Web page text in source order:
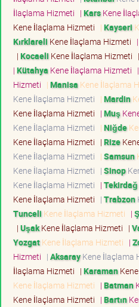
İlaçlama Hizmeti | KarsKene
Kene İlaçlama Hizmeti | Kayseri
Kırklareli Kene İlaçlama Hizmeti |
| Kocaeli Kene İlaçlama Hizmeti |
| Kütahya Kene İlaçlama Hizmeti |
Hizmeti | Manisa Kene İlaçlama
Kene İlaçlama Hizmeti | Mardin
Kene İlaçlama Hizmeti | Muş
Kene İlaçlama Hizmeti | Niğde
Kene İlaçlama Hizmeti | Rize
Kene İlaçlama Hizmeti | Samsun
Kene İlaçlama Hizmeti | Sinop
Kene İlaçlama Hizmeti | Tekirdağ
Kene İlaçlama Hizmeti | Trabzon
Tunceli Kene İlaçlama Hizmeti |
| UşakKene İlaçlama Hizmeti |
YozgatKene İlaçlama Hizmeti |
Hizmeti | AksarayKene İlaçlama
İlaçlama Hizmeti | Karaman
Kene İlaçlama Hizmeti | Batman
Kene İlaçlama Hizmeti | Bartın